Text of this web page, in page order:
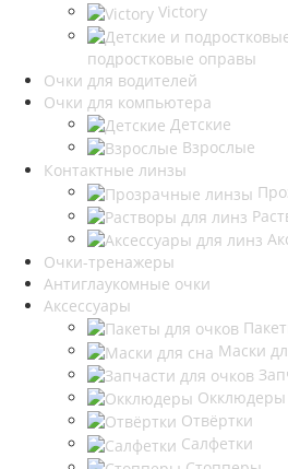
Victory
подростковые оправы
Очки для водителей
Очки для компьютера
Детские
Взрослые
Контактные линзы
Очки-тренажеры
Антиглаукомные очки
Аксессуары
Маски
Окклюдеры
Отвёртки
Салфетки